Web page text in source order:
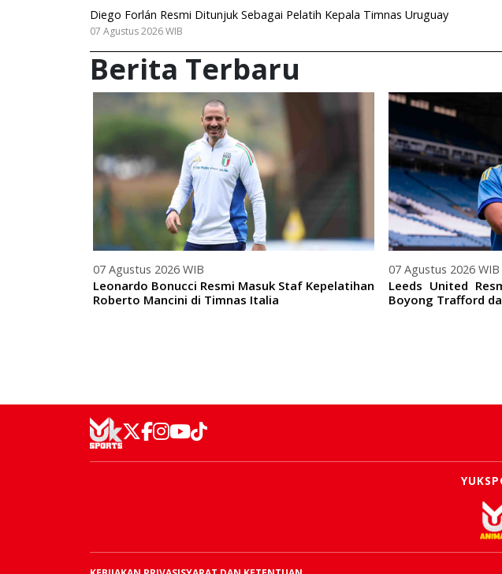
Diego Forlán Resmi Ditunjuk Sebagai Pelatih Kepala Timnas Uruguay
07 Agustus 2026 WIB
Berita Terbaru
07 Agustus 2026 WIB
Leonardo Bonucci Resmi Masuk Staf Kepelatihan
Roberto Mancini di Timnas Italia
07 Agustus 2026 WIB
Leeds United
Boyong Trafford